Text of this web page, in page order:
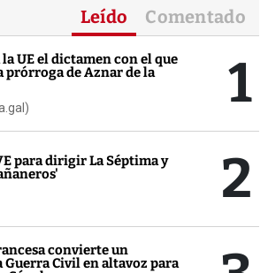
Leído Comentado
UE el dictamen con el que
prórroga de Aznar de la
1
para dirigir La Séptima y
2
convierte un
Civil en altavoz para